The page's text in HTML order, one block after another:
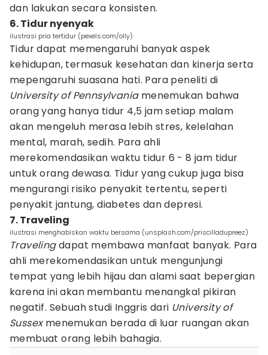
dan lakukan secara konsisten.
6. Tidur nyenyak
ilustrasi pria tertidur (pexels.com/olly)
Tidur dapat memengaruhi banyak aspek
kehidupan, termasuk kesehatan dan kinerja serta
mepengaruhi suasana hati. Para peneliti di
University of Pennsylvaniamenemukan bahwa
orang yang hanya tidur 4,5 jam setiap malam
akan mengeluh merasa lebih stres, kelelahan
mental, marah, sedih. Para ahli
merekomendasikan waktu tidur 6 - 8 jam tidur
untuk orang dewasa. Tidur yang cukup juga bisa
mengurangi risiko penyakit tertentu, seperti
penyakit jantung, diabetes dan depresi.
7. Traveling
ilustrasi menghabiskan waktu bersama (unsplash.com/priscilladupreez)
Travelingdapat membawa manfaat banyak. Para
ahli merekomendasikan untuk mengunjungi
tempat yang lebih hijau dan alami saat bepergian
karena ini akan membantu menangkal pikiran
negatif. Sebuah studi Inggris dari University of
Sussexmenemukan berada di luar ruangan akan
membuat orang lebih bahagia.